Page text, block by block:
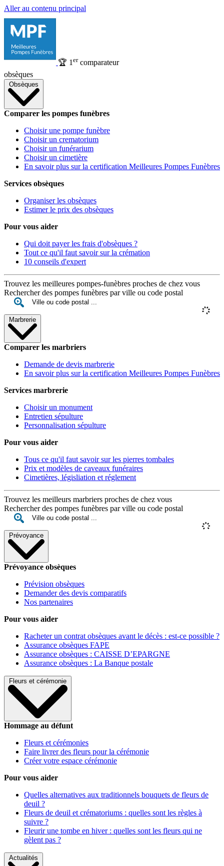
Aller au contenu principal
🏆 1 ercomparateur
obsèques
Obsèques
Comparer les pompes funèbres
Choisir une pompe funèbre
Choisir un crematorium
Choisir un funérarium
Choisir un cimetière
En savoir plus sur la certification Meilleures Pompes Funèbres
Services obsèques
Organiser les obsèques
Estimer le prix des obsèques
Pour vous aider
Qui doit payer les frais d'obsèques ?
Tout ce qu'il faut savoir sur la crémation
10 conseils d'expert
Trouvez les meilleures pompes-funèbres proches de chez vous
Rechercher des pompes funèbres par ville ou code postal
Marbrerie
Comparer les marbriers
Demande de devis marbrerie
En savoir plus sur la certification Meilleures Pompes Funèbres
Services marbrerie
Choisir un monument
Entretien sépulture
Personnalisation sépulture
Pour vous aider
Tous ce qu'il faut savoir sur les pierres tombales
Prix et modèles de caveaux funéraires
Cimetières, législiation et réglement
Trouvez les meilleurs marbriers proches de chez vous
Rechercher des pompes funèbres par ville ou code postal
Prévoyance
Prévoyance obsèques
Prévision obsèques
Demander des devis comparatifs
Nos partenaires
Pour vous aider
Racheter un contrat obsèques avant le décès : est-ce possible ?
Assurance obsèques FAPE
Assurance obsèques : CAISSE D’EPARGNE
Assurance obsèques : La Banque postale
Fleurs et cérémonie
Hommage au défunt
Fleurs et cérémonies
Faire livrer des fleurs pour la cérémonie
Créer votre espace cérémonie
Pour vous aider
Quelles alternatives aux traditionnels bouquets de fleurs de
deuil ?
Fleurs de deuil et crématoriums : quelles sont les règles à
suivre ?
Fleurir une tombe en hiver : quelles sont les fleurs qui ne
gèlent pas ?
Actualités